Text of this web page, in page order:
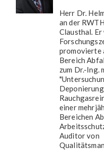
Herr Dr.
an der
Clausthal.
promovierte
Bereich
zum Dr.-Ing.
einer
Bereichen
Auditor von